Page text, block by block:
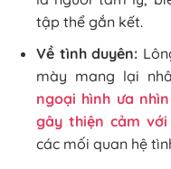
tập thể gắn kết.
Về tình duyên:
mày mang lại
ngoại hình ưa
gây thiện cảm với
các mối quan hệ